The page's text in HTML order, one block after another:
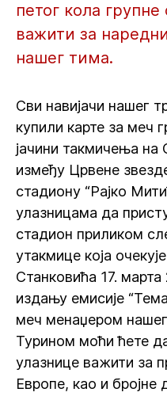
петог кола
важити за
нашег тима.
Сви навијачи нашег
купили карте за меч
јачини такмичења на
између Црвене
стадиону “Рајко
улазницама да
стадион приликом
утакмице која
Станковића 17.
издању емисије
меч менаџером
Турином моћи ћете
улазнице важити за
Европе, као и бројне